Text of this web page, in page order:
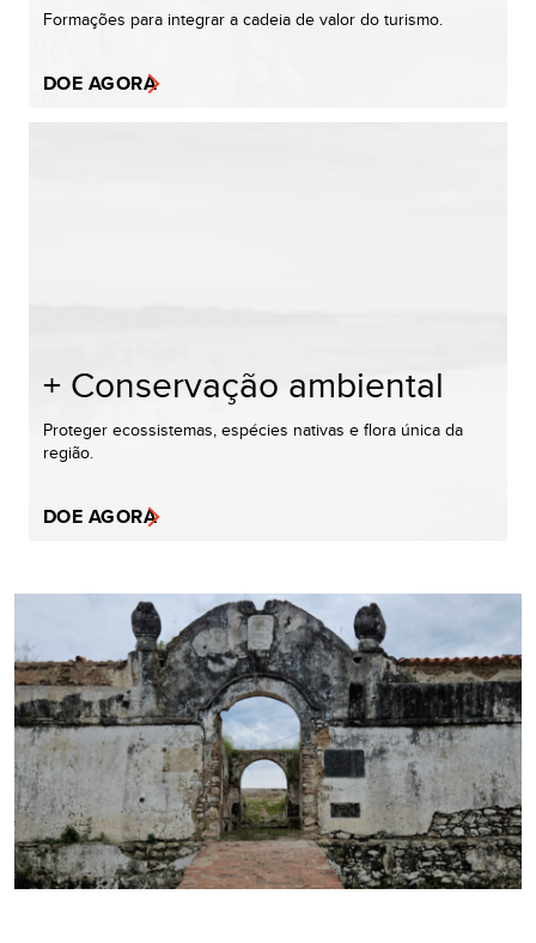
Formações para integrar a cadeia de valor do turismo.
DOE AGORA
+ Conservação ambiental
Proteger ecossistemas, espécies nativas e flora única da
região.
DOE AGORA